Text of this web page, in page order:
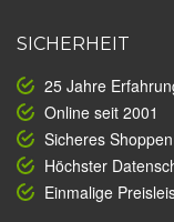
SICHERHEIT
25 Jahre
Online seit 2001
Sicheres
Höchster
Einmalige